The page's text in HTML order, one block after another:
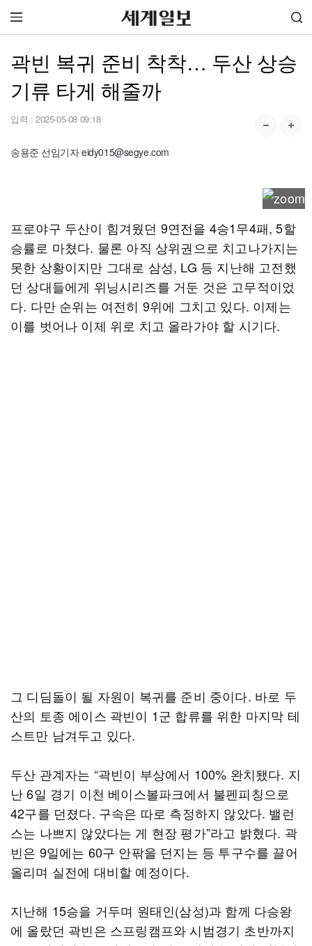
곽빈 복귀 준비 착착… 두산 상승
기류 타게 해줄까
입력 : 2025-05-08 09:18
송용준 선임기자 eidy015@segye.com
프로야구 두산이 힘겨웠던 9연전을 4승1무4패, 5할
승률로 마쳤다. 물론 아직 상위권으로 치고나가지는
못한 상황이지만 그대로 삼성, LG 등 지난해 고전했
던 상대들에게 위닝시리즈를 거둔 것은 고무적이었
다. 다만 순위는 여전히 9위에 그치고 있다. 이제는
이를 벗어나 이제 위로 치고 올라가야 할 시기다.
그 디딤돌이 될 자원이 복귀를 준비 중이다. 바로 두
산의 토종 에이스 곽빈이 1군 합류를 위한 마지막 테
스트만 남겨두고 있다.
두산 관계자는 “곽빈이 부상에서 100% 완치됐다. 지
난 6일 경기 이천 베이스볼파크에서 불펜피칭으로
42구를 던졌다. 구속은 따로 측정하지 않았다. 밸런
스는 나쁘지 않았다는 게 현장 평가”라고 밝혔다. 곽
빈은 9일에는 60구 안팎을 던지는 등 투구수를 끌어
올리며 실전에 대비할 예정이다.
지난해 15승을 거두며 원태인(삼성)과 함께 다승왕
에 올랐던 곽빈은 스프링캠프와 시범경기 초반까지